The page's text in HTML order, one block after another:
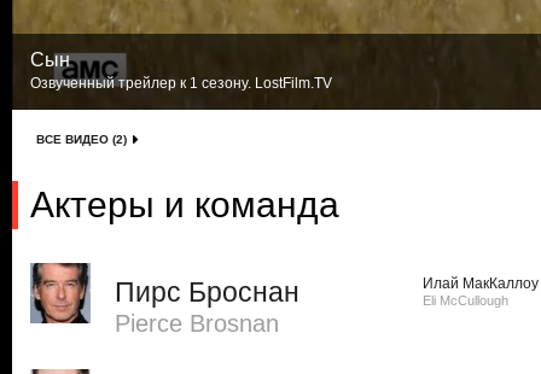
Сын
Озвученный трейлер к 1 сезону. LostFilm.TV
ВСЕ ВИДЕО (2)
Актеры и команда
Пирс Броснан
Pierce Brosnan
Илай МакКаллоу
Eli McCullough